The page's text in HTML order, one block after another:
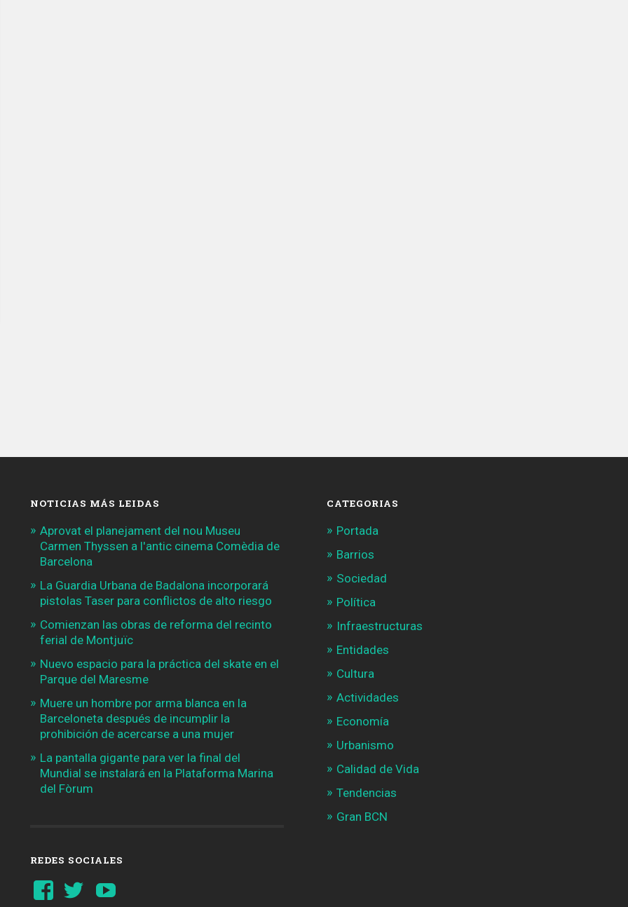
NOTICIAS MÁS LEIDAS
Aprovat el planejament del nou Museu
Carmen Thyssen a l'antic cinema Comèdia de
Barcelona
La Guardia Urbana de Badalona incorporará
pistolas Taser para conflictos de alto riesgo
Comienzan las obras de reforma del recinto
ferial de Montjuïc
Nuevo espacio para la práctica del skate en el
Parque del Maresme
Muere un hombre por arma blanca en la
Barceloneta después de incumplir la
prohibición de acercarse a una mujer
La pantalla gigante para ver la final del
Mundial se instalará en la Plataforma Marina
del Fòrum
REDES SOCIALES
Ver
perfil
Ver
perfil
CATEGORIAS
Portada
Barrios
Sociedad
Política
Infraestructuras
Entidades
Cultura
Actividades
Economía
Urbanismo
Calidad de Vida
Tendencias
Gran BCN